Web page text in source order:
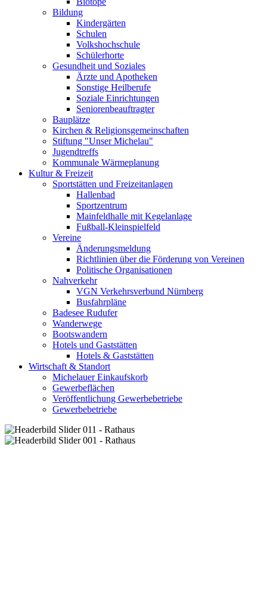
Bildung
Kindergärten
Schulen
Volkshochschule
Schülerhorte
Gesundheit und Soziales
Ärzte und Apotheken
Sonstige Heilberufe
Soziale Einrichtungen
Seniorenbeauftragter
Bauplätze
Kirchen & Religionsgemeinschaften
Stiftung "Unser Michelau"
Jugendtreffs
Kommunale Wärmeplanung
Kultur & Freizeit
Sportstätten und Freizeitanlagen
Hallenbad
Sportzentrum
Mainfeldhalle mit Kegelanlage
Fußball-Kleinspielfeld
Vereine
Änderungsmeldung
Richtlinien über die Förderung von Vereinen
Politische Organisationen
Nahverkehr
VGN Verkehrsverbund Nürnberg
Busfahrpläne
Badesee Rudufer
Wanderwege
Bootswandern
Hotels und Gaststätten
Hotels & Gaststätten
Wirtschaft & Standort
Michelauer Einkaufskorb
Gewerbeflächen
Veröffentlichung Gewerbebetriebe
Gewerbebetriebe